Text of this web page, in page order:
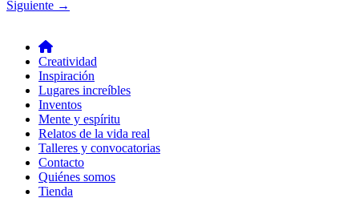
Siguiente →
Creatividad
Inspiración
Lugares increíbles
Inventos
Mente y espíritu
Relatos de la vida real
Talleres y convocatorias
Contacto
Quiénes somos
Tienda